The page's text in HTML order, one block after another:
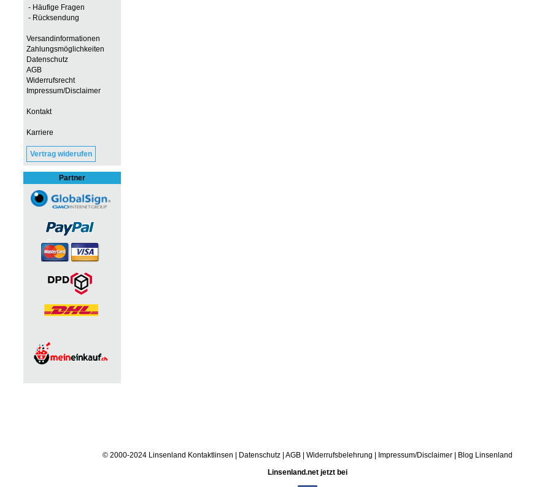
- Häufige Fragen
- Rücksendung
Versandinformationen
Zahlungsmöglichkeiten
Datenschutz
AGB
Widerrufsrecht
Impressum/Disclaimer
Kontakt
Karriere
Vertrag widerufen
Partner
© 2000-2024 Linsenland Kontaktlinsen Datenschutz AGB Widerrufsbelehrung Impressum/Disclaimer
Blog Linsenland
Linsenland.net jetzt bei